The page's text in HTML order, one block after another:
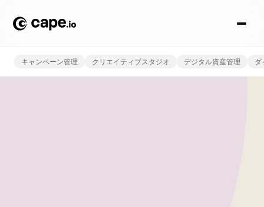
キャンペーン管理 クリエイティブスタジオ デジタル資産管理 ダ